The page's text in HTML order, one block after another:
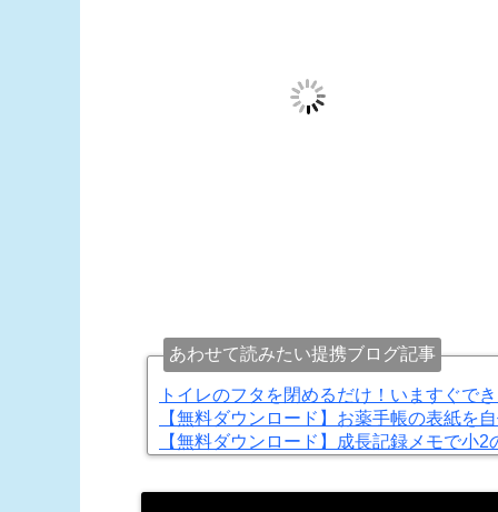
あわせて読みたい提携ブログ記事
トイレのフタを閉めるだけ！いますぐで
【無料ダウンロード】お薬手帳の表紙を
【無料ダウンロード】成長記録メモで小